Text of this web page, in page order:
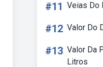
#11 Veias Do
#12 Valor Do
#13 Valor Da
Litros